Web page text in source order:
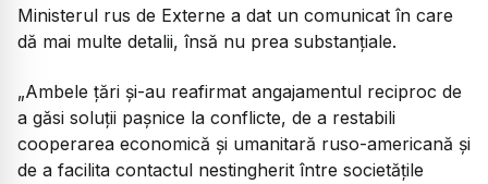
Ministerul rus de Externe a dat un comunicat în care
dă mai multe detalii, însă nu prea substanțiale.
„Ambele țări și-au reafirmat angajamentul reciproc de
a găsi soluții pașnice la conflicte, de a restabili
cooperarea economică și umanitară ruso-americană și
de a facilita contactul nestingherit între societățile